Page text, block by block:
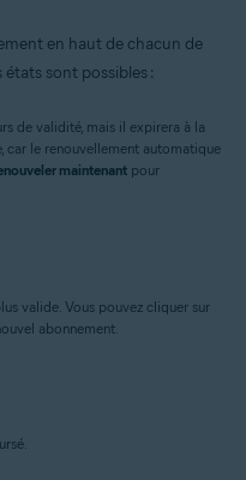
en haut de chacun de
états sont possibles :
de validité, mais il expirera à la
car le renouvellement automatique
maintenant pour
valide. Vous pouvez cliquer sur
abonnement.